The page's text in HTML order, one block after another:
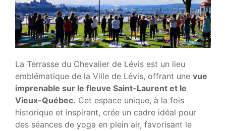
La Terrasse du Chevalier de Lévis est un lieu
emblématique de la Ville de Lévis, offrant une vue
imprenable sur le fleuve Saint-Laurent et le
Vieux-Québec. Cet espace unique, à la fois
historique et inspirant, crée un cadre idéal pour
des séances de yoga en plein air, favorisant le